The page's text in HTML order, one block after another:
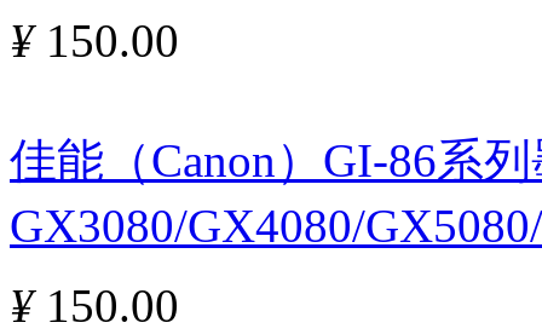
¥150.00
佳能（Canon）GI-86系
GX3080/GX4080/
¥150.00